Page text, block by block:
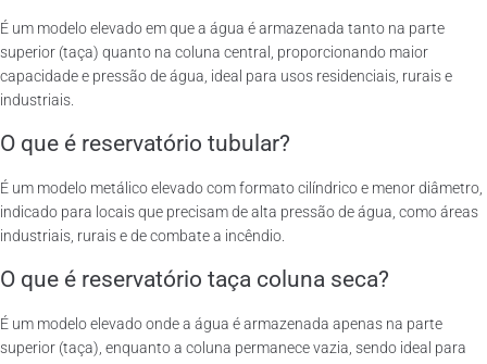
É um modelo elevado em que a água é armazenada tanto na parte
superior (taça) quanto na coluna central, proporcionando maior
capacidade e pressão de água, ideal para usos residenciais, rurais e
industriais.
O que é reservatório tubular?
É um modelo metálico elevado com formato cilíndrico e menor diâmetro,
indicado para locais que precisam de alta pressão de água, como áreas
industriais, rurais e de combate a incêndio.
O que é reservatório taça coluna seca?
É um modelo elevado onde a água é armazenada apenas na parte
superior (taça), enquanto a coluna permanece vazia, sendo ideal para